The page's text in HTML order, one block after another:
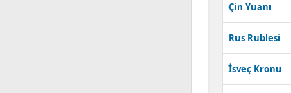
Çin Yuanı
Rus Rublesi
İsveç Kronu